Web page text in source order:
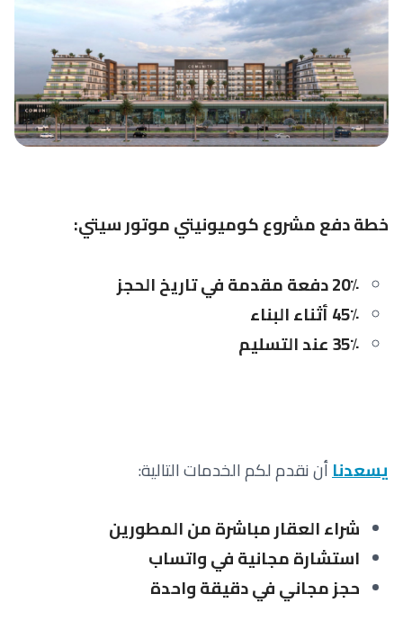
خطة دفع مشروع كوميونيتي موتور سيتي:
20٪ دفعة مقدمة في تاريخ الحجز
45٪ أثناء البناء
35٪ عند التسليم
يسعدناأن نقدم لكم الخدمات التالية:
شراء العقار مباشرة من المطورين
استشارة مجانية في واتساب
حجز مجاني في دقيقة واحدة